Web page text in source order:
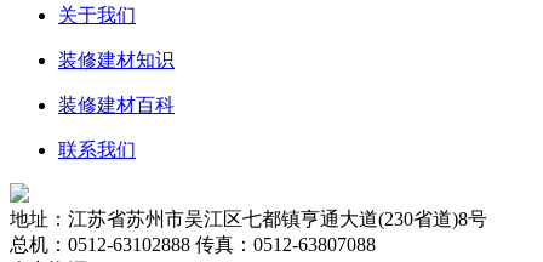
关于我们
装修建材知识
装修建材百科
联系我们
地址：江苏省苏州市吴江区七都镇亨通大道(230省道)8号
总机：0512-63102888 传真：0512-63807088